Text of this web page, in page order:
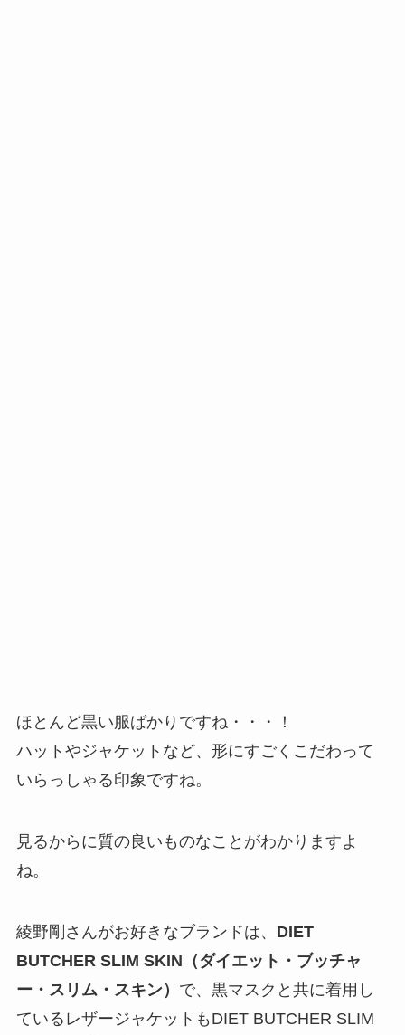
ほとんど黒い服ばかりですね・・・！
ハットやジャケットなど、形にすごくこだわって
いらっしゃる印象ですね。
見るからに質の良いものなことがわかりますよ
ね。
綾野剛さんがお好きなブランドは、 DIET
BUTCHER SLIM SKIN（ダイエット・ブッチャ
ー・スリム・スキン） で、黒マスクと共に着用し
ているレザージャケットもDIET BUTCHER SLIM